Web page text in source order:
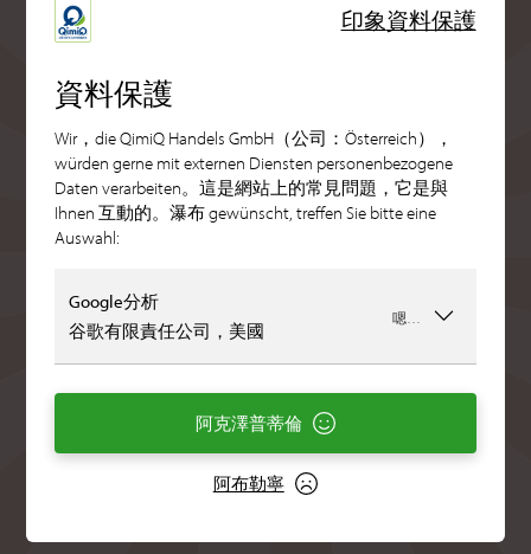
印象資料保護
資料保護
Wir，die QimiQ Handels GmbH（公司：Österreich），
würden gerne mit externen Diensten personenbezogene
Daten verarbeiten。這是網站上的常見問題，它是與
Ihnen 互動的。瀑布 gewünscht, treffen Sie bitte eine
Auswahl:
Google分析
谷歌有限責任公司，美國
嗯…
阿布勒寧
阿克澤普蒂倫